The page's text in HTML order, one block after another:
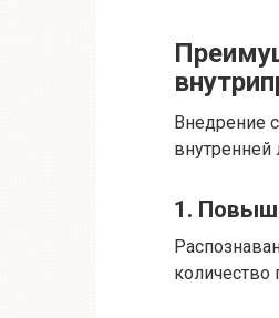
Внедрение
внутренней
1.
количество